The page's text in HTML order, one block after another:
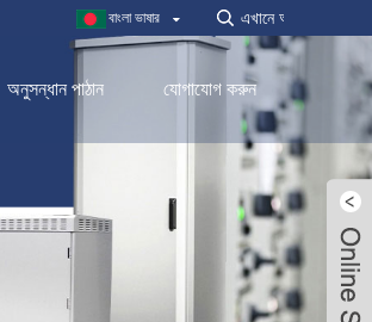
বাংলা ভাষার
অনুসন্ধান পাঠান যোগাযোগ করুন